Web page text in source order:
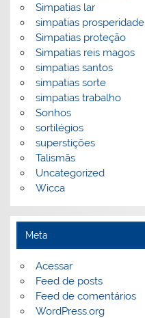
Simpatias lar
simpatias prosperidade
Simpatias proteção
Simpatias reis magos
simpatias santos
simpatias sorte
simpatias trabalho
Sonhos
sortilégios
superstições
Talismãs
Uncategorized
Wicca
Meta
Acessar
Feed de posts
Feed de comentários
WordPress.org